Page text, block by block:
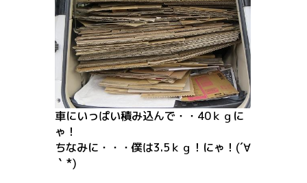
車にいっぱい積み込んで・・40ｋｇに
ゃ！
ちなみに・・・僕は3.5ｋｇ！にゃ！(´∀
｀*)